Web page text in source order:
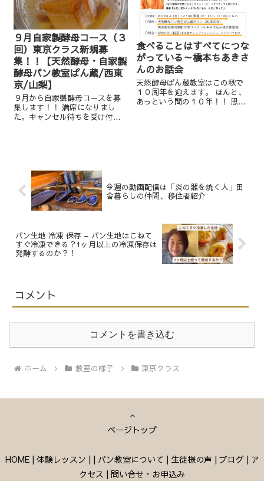
９月自家製酵母コース（３
回）東京クラス新規募
集！！【天然酵母・自家製
酵母パン教室ぱん蔵/西東
京/山梨】
９月から自家製酵母コースを募
集します！！ 満席になりまし
た。キャンセル待ちを受け付け
食べることはすべてにつな
がっている～橋本ちあきさ
んのお話会
天然酵母ぱん蔵教室はこの秋で
１０周年を迎えます。 ほんと、
あっという間の１０年！！ 思え
今週の動画配信は「炎の器を焼く人」田
舎暮らしの仲間、移住者紹介
パン生地 冷凍 保存 – パン生地はこねて
すぐ冷凍できる？1ヶ月以上の冷凍保存は
発酵するのか？！
コメント
コメントを書き込む
ホーム 教室の様子 東京クラス
ページトップ
HOME| 体験レッスン | | パン教室について | 生徒様の声 | ブログ| ア
クセス | 問い合せ・お申込み